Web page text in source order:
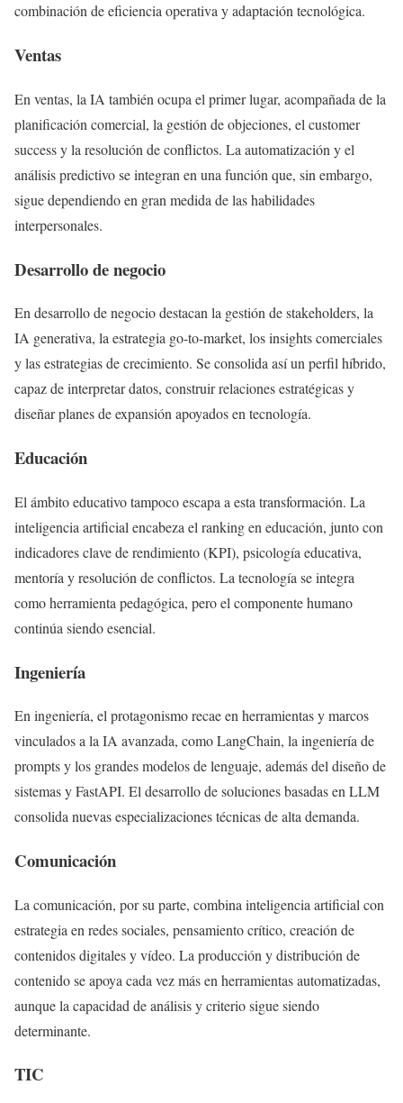
combinación de eficiencia operativa y adaptación tecnológica.
Ventas
En ventas, la IA también ocupa el primer lugar, acompañada de la
planificación comercial, la gestión de objeciones, el customer
success y la resolución de conflictos. La automatización y el
análisis predictivo se integran en una función que, sin embargo,
sigue dependiendo en gran medida de las habilidades
interpersonales.
Desarrollo de negocio
En desarrollo de negocio destacan la gestión de stakeholders, la
IA generativa, la estrategia go-to-market, los insights comerciales
y las estrategias de crecimiento. Se consolida así un perfil híbrido,
capaz de interpretar datos, construir relaciones estratégicas y
diseñar planes de expansión apoyados en tecnología.
Educación
El ámbito educativo tampoco escapa a esta transformación. La
inteligencia artificial encabeza el ranking en educación, junto con
indicadores clave de rendimiento (KPI), psicología educativa,
mentoría y resolución de conflictos. La tecnología se integra
como herramienta pedagógica, pero el componente humano
continúa siendo esencial.
Ingeniería
En ingeniería, el protagonismo recae en herramientas y marcos
vinculados a la IA avanzada, como LangChain, la ingeniería de
prompts y los grandes modelos de lenguaje, además del diseño de
sistemas y FastAPI. El desarrollo de soluciones basadas en LLM
consolida nuevas especializaciones técnicas de alta demanda.
Comunicación
La comunicación, por su parte, combina inteligencia artificial con
estrategia en redes sociales, pensamiento crítico, creación de
contenidos digitales y vídeo. La producción y distribución de
contenido se apoya cada vez más en herramientas automatizadas,
aunque la capacidad de análisis y criterio sigue siendo
determinante.
TIC